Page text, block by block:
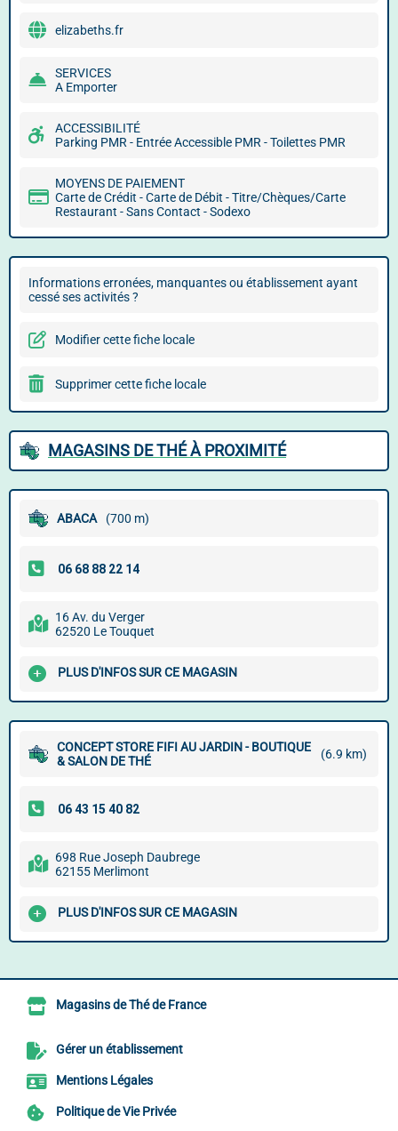
elizabeths.fr
SERVICES
A Emporter
ACCESSIBILITÉ
Parking PMR - Entrée Accessible PMR - Toilettes PMR
MOYENS DE PAIEMENT
Carte de Crédit - Carte de Débit - Titre/Chèques/Carte
Restaurant - Sans Contact - Sodexo
Informations erronées, manquantes ou établissement ayant
cessé ses activités ?
Modifier cette fiche locale
Supprimer cette fiche locale
MAGASINS DE THÉ À PROXIMITÉ
ABACA (700 m)
16 Av. du Verger
62520 Le Touquet
PLUS D'INFOS SUR CE MAGASIN
CONCEPT STORE FIFI AU JARDIN - BOUTIQUE
& SALON DE THÉ
(6.9 km)
698 Rue Joseph Daubrege
62155 Merlimont
PLUS D'INFOS SUR CE MAGASIN
Magasins de Thé de France
Gérer un établissement
Mentions Légales
Politique de Vie Privée